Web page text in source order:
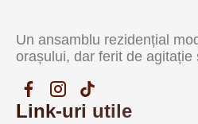
Un ansamblu rezidențial
orașului, dar ferit de agitație
Link-uri utile